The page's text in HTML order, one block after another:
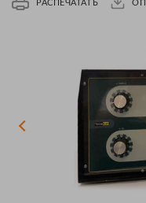
РАСПЕЧАТАТЬ